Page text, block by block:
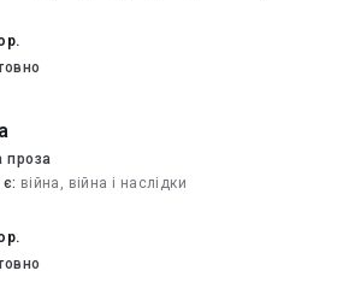
проза
є: війна, війна і наслідки